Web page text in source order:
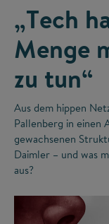
„Tech
Menge
zu tun“
Aus dem hippen
Pallenberg in einen
gewachsenen
Daimler – und was
aus?